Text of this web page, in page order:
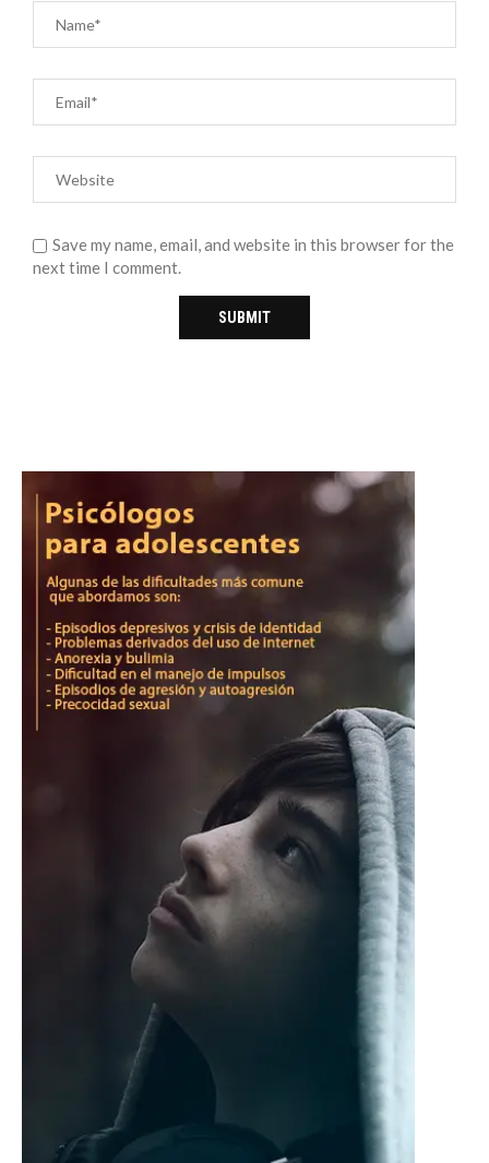
Save my name, email, and website in this browser for the
next time I comment.